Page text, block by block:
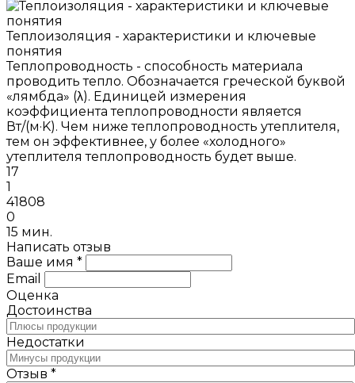
Теплоизоляция - характеристики и ключевые
понятия
Теплопроводность - способность материала
проводить тепло. Обозначается греческой буквой
«лямбда» (λ). Единицей измерения
коэффициента теплопроводности является
Вт/(м·K). Чем ниже теплопроводность утеплителя,
тем он эффективнее, у более «холодного»
утеплителя теплопроводность будет выше.
17
1
41808
0
15 мин.
Написать отзыв
Ваше имя *
Email
Оценка
Достоинства
Недостатки
Отзыв *